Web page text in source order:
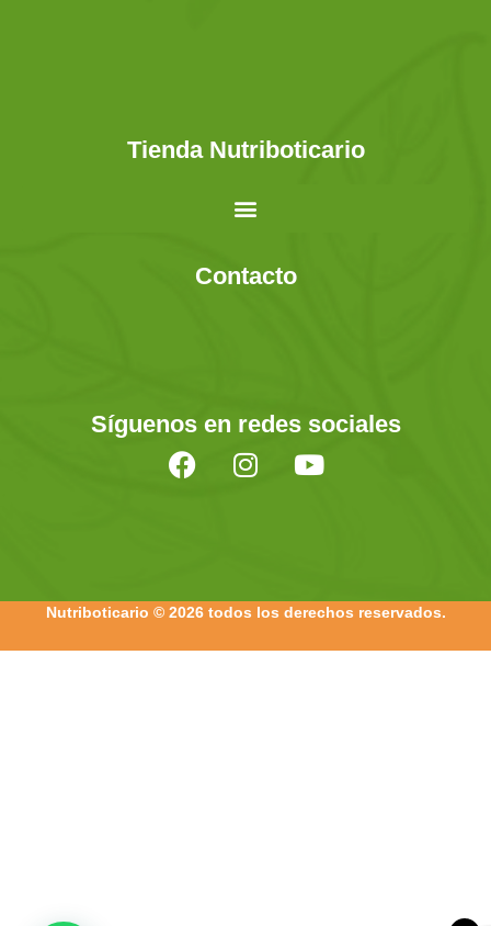
Tienda Nutriboticario
Contacto
Síguenos en redes sociales
Nutriboticario © 2026 todos los derechos reservados.